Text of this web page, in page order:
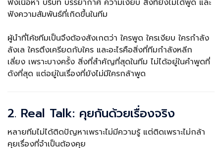
ฟังเนื้อหา บริบท บรรยากาศ ความเงียบ สิ่งที่ยังไม่ได้พูด และ
ฟังความสัมพันธ์ที่เกิดขึ้นในทีม
ผู้นำที่โค้ชทีมเป็นจึงต้องสังเกตว่า ใครพูด ใครเงียบ ใครกำลัง
ลังเล ใครตึงเครียดกับใคร และอะไรคือสิ่งที่ทีมกำลังหลีก
เลี่ยง เพราะบางครั้ง สิ่งที่สำคัญที่สุดในทีม ไม่ได้อยู่ในคำพูดที่
ดังที่สุด แต่อยู่ในเรื่องที่ยังไม่มีใครกล้าพูด
2. Real Talk: คุยกันด้วยเรื่องจริง
หลายทีมไม่ได้ติดปัญหาเพราะไม่มีความรู้ แต่ติดเพราะไม่กล้า
คุยเรื่องที่จำเป็นต้องคุย